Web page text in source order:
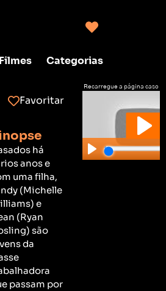
Filmes Categorias
Favoritar
há
anos e
uma filha,
(Michelle
e
(Ryan
são
da
passam por
Recarregue a página caso